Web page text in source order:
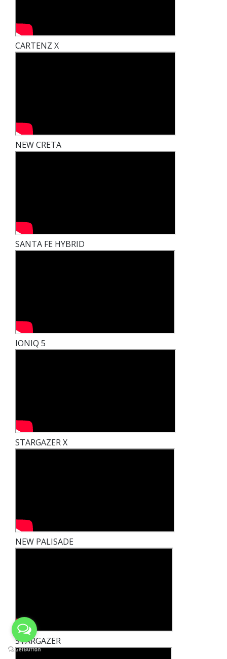
CARTENZ X
NEW CRETA
SANTA FE HYBRID
IONIQ 5
STARGAZER X
NEW PALISADE
STARGAZER